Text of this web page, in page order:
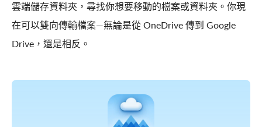
雲端儲存資料夾，尋找你想要移動的檔案或資料夾。你現
在可以雙向傳輸檔案—無論是從 OneDrive 傳到 Google
Drive，還是相反。